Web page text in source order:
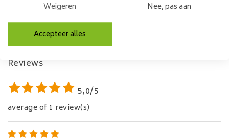
afwerking
EAN code:
Geen antwoord gevonden op uw vragen?
Laat ons helpen!
Reviews
5,0/5
average of 1 review(s)
Weigeren Nee, pas aan
Accepteer alles